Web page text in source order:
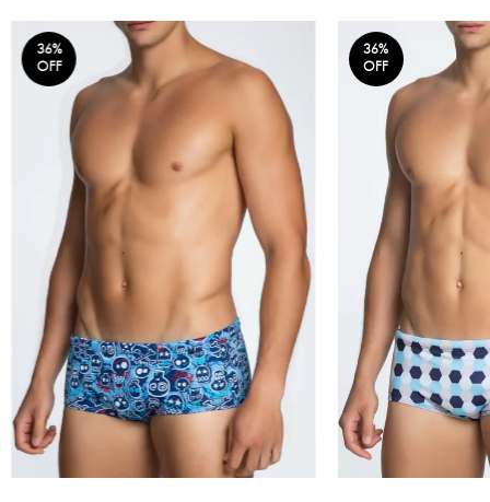
36%
OFF
36%
OFF